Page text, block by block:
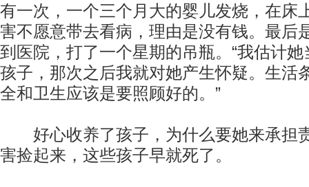
有一次，一个三个月大的婴儿发烧，在床
害不愿意带去看病，理由是没有钱。最后
到医院，打了一个星期的吊瓶。“我估计
孩子，那次之后我就对她产生怀疑。生活
全和卫生应该是要照顾好的。”
好心收养了孩子，为什么要她来承担
害捡起来，这些孩子早就死了。